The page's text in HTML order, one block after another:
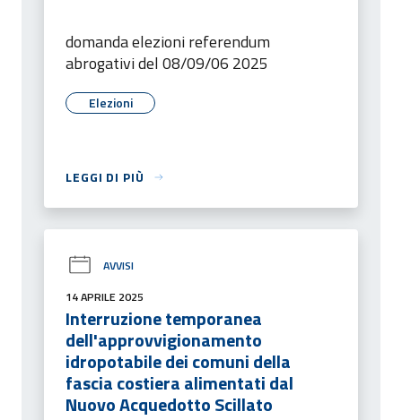
domanda elezioni referendum
abrogativi del 08/09/06 2025
Elezioni
LEGGI DI PIÙ
AVVISI
14 APRILE 2025
Interruzione temporanea
dell'approvvigionamento
idropotabile dei comuni della
fascia costiera alimentati dal
Nuovo Acquedotto Scillato